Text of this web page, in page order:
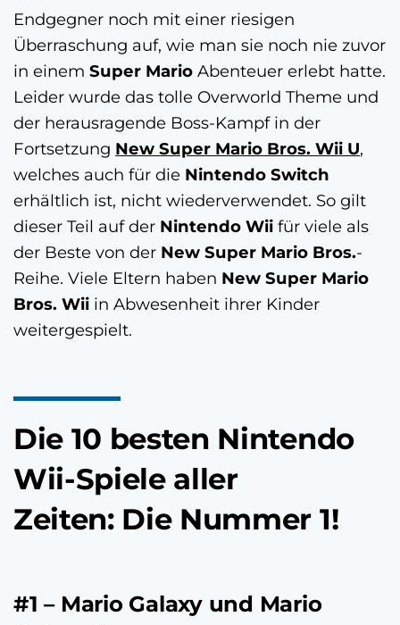
Endgegner noch mit einer riesigen
Überraschung auf, wie man sie noch nie zuvor
in einem Super Mario Abenteuer erlebt hatte.
Leider wurde das tolle Overworld Theme und
der herausragende Boss-Kampf in der
Fortsetzung New Super Mario Bros. Wii U,
welches auch für die Nintendo Switch
erhältlich ist, nicht wiederverwendet. So gilt
dieser Teil auf der Nintendo Wii für viele als
der Beste von der New Super Mario Bros.-
Reihe. Viele Eltern haben New Super Mario
Bros. Wii in Abwesenheit ihrer Kinder
weitergespielt.
Die 10 besten Nintendo
Wii-Spiele aller
Zeiten: Die Nummer 1!
#1 – Mario Galaxy und Mario